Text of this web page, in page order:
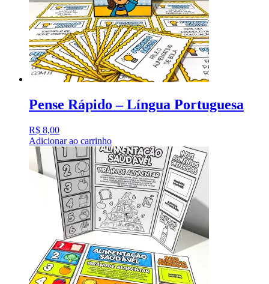
Pense Rápido – Língua Portuguesa
R$ 8,00
Adicionar ao carrinho